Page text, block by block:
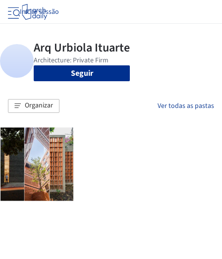
Iniciar sessão
Seguir
Organizar Ver todas as pastas